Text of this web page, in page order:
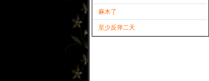
麻木了
至少反弹二天